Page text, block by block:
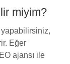
miyim?
yapabilirsiniz,
Eğer
ajansı ile